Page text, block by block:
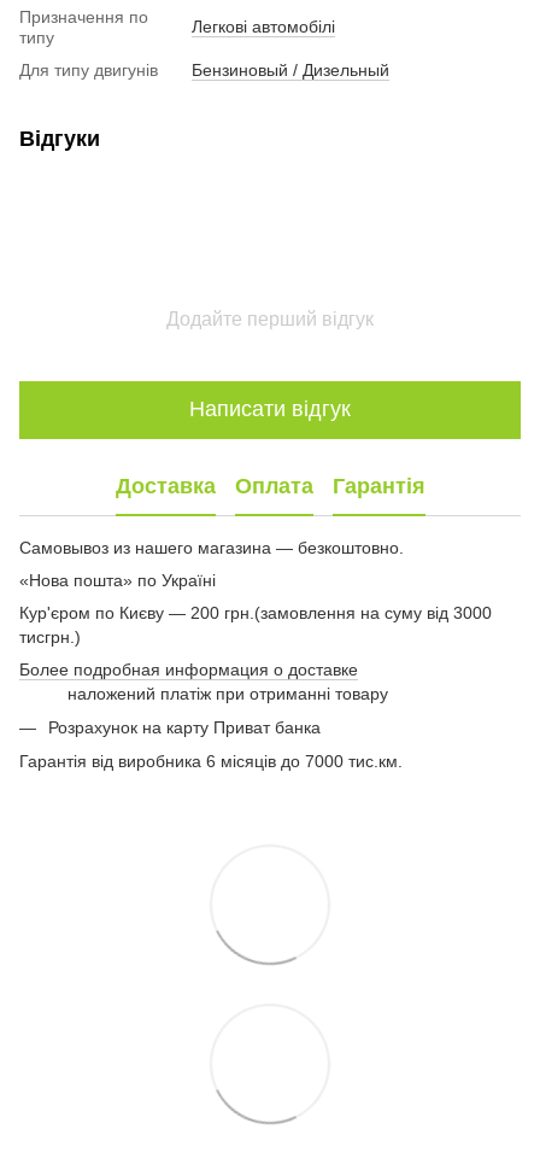
Призначення по
типу
Легкові автомобілі
Для типу двигунів Бензиновый / Дизельный
Відгуки
Додайте перший відгук
Написати відгук
Доставка Оплата Гарантія
Самовывоз из нашего магазина — безкоштовно.
«Нова пошта» по Україні
Кур'єром по Києву — 200 грн.(замовлення на суму від 3000
тисгрн.)
Более подробная информация о доставке
наложений платіж при отриманні товару
Розрахунок на карту Приват банка
Гарантія від виробника 6 місяців до 7000 тис.км.